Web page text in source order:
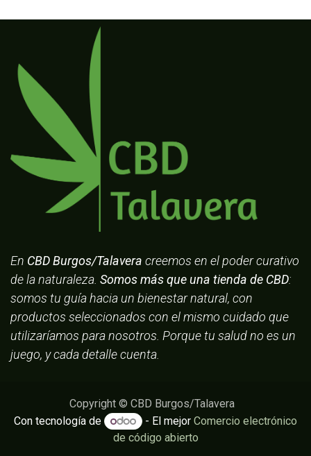
En CBD Burgos/Talavera creemos en el poder curativo
de la naturaleza. Somos más que una tienda de CBD:
somos tu guía hacia un bienestar natural, con
productos seleccionados con el mismo cuidado que
utilizaríamos para nosotros. Porque tu salud no es un
juego, y cada detalle cuenta.
Copyright © CBD Burgos/Talavera
Con tecnología de
- El mejor Comercio electrónico
de código abierto